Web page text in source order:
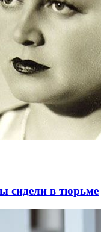
сидели в тюрьме